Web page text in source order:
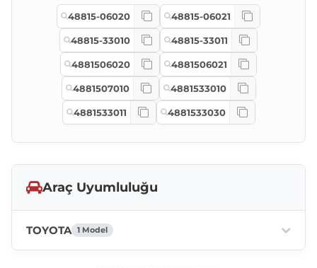
48815-06020 48815-06021
48815-33010 48815-33011
4881506020 4881506021
4881507010 4881533010
4881533011 4881533030
Araç Uyumluluğu
TOYOTA 1 Model